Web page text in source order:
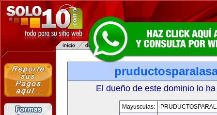
El dueño de este dominio lo
Mayusculas: